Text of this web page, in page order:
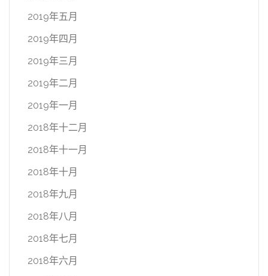
2019年五月
2019年四月
2019年三月
2019年二月
2019年一月
2018年十二月
2018年十一月
2018年十月
2018年九月
2018年八月
2018年七月
2018年六月